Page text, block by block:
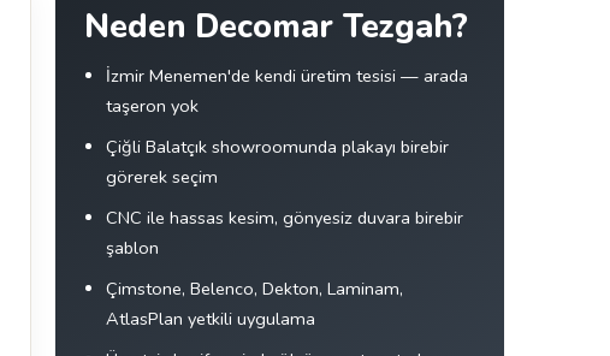
Neden Decomar Tezgah?
İzmir Menemen'de kendi üretim tesisi — arada
taşeron yok
Çiğli Balatçık showroomunda plakayı birebir
görerek seçim
CNC ile hassas kesim, gönyesiz duvara birebir
şablon
Çimstone, Belenco, Dekton, Laminam,
AtlasPlan yetkili uygulama